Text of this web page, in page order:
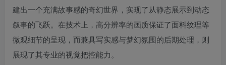
建出一个充满故事感的奇幻世界，实现了从静态展示到动态
叙事的飞跃。在技术上，高分辨率的画质保证了面料纹理等
微观细节的呈现，而兼具写实感与梦幻氛围的后期处理，则
展现了其专业的视觉把控能力。